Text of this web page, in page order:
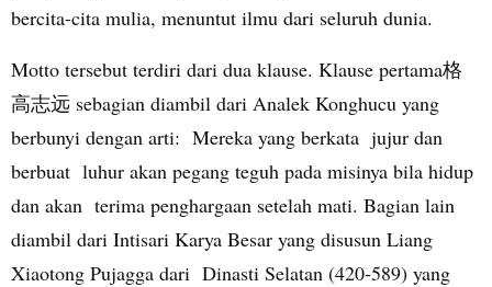
bercita-cita mulia, menuntut ilmu dari seluruh dunia.
Motto tersebut terdiri dari dua klause. Klause pertama格
高志远 sebagian diambil dari Analek Konghucu yang
berbunyi dengan arti: Mereka yang berkata jujur dan
berbuat luhur akan pegang teguh pada misinya bila hidup
dan akan terima penghargaan setelah mati. Bagian lain
diambil dari Intisari Karya Besar yang disusun Liang
Xiaotong Pujagga dari Dinasti Selatan (420-589) yang